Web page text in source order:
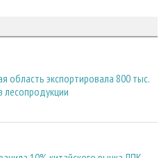
область экспортировала 800 тыс.
лесопродукции